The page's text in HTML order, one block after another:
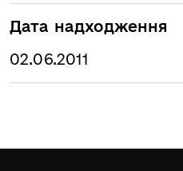
Дата надходження
02.06.2011